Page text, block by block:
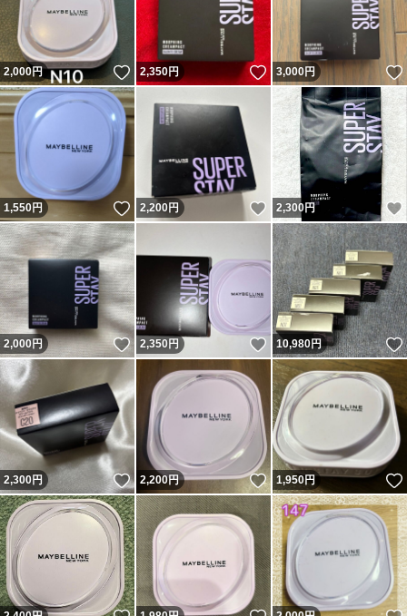
2,000円 いいね！
2,350円 いいね！
3,000円
1,550円 いいね！
2,200円 いいね！
2,300円
2,000円 いいね！
2,350円 いいね！
10,980円
2,300円 いいね！
2,200円 いいね！
1,950円